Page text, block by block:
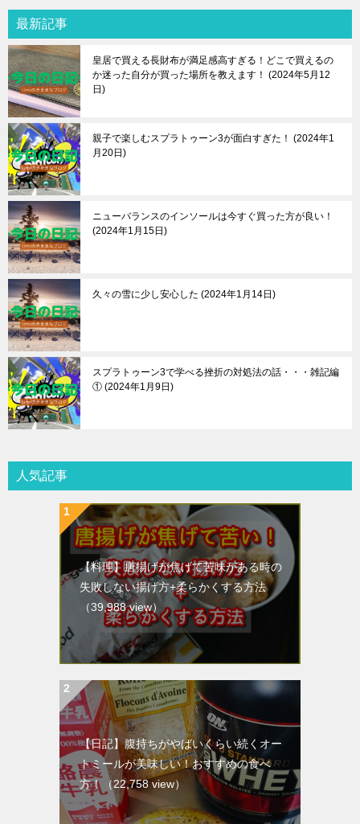
最新記事
皇居で買える長財布が満足感高すぎる！どこで買えるの
か迷った自分が買った場所を教えます！
2024年5月12
日
親子で楽しむスプラトゥーン3が面白すぎた！
2024年1
月20日
ニューバランスのインソールは今すぐ買った方が良い！
2024年1月15日
久々の雪に少し安心した 2024年1月14日
スプラトゥーン3で学べる挫折の対処法の話・・・雑記編
① 2024年1月9日
人気記事
【料理】唐揚げが焦げて苦味がある時の
失敗しない揚げ方+柔らかくする方法
（39,988 view）
【日記】腹持ちがやばいくらい続くオー
トミールが美味しい！おすすめの食べ
方！
（22,758 view）